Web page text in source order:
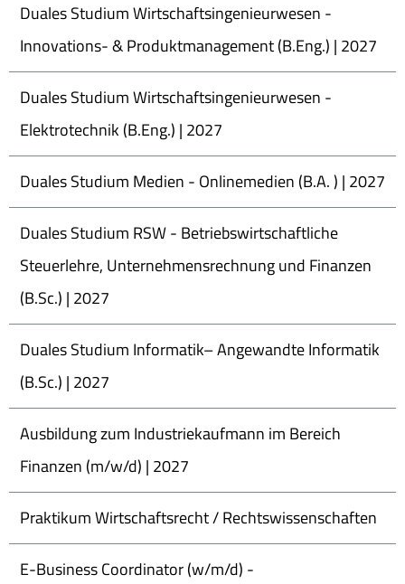
Duales Studium Wirtschaftsingenieurwesen -
Innovations- & Produktmanagement (B.Eng.) | 2027
Duales Studium Wirtschaftsingenieurwesen -
Elektrotechnik (B.Eng.) | 2027
Duales Studium Medien - Onlinemedien (B.A. ) | 2027
Duales Studium RSW - Betriebswirtschaftliche
Steuerlehre, Unternehmensrechnung und Finanzen
(B.Sc.) | 2027
Duales Studium Informatik– Angewandte Informatik
(B.Sc.) | 2027
Ausbildung zum Industriekaufmann im Bereich
Finanzen (m/w/d) | 2027
Praktikum Wirtschaftsrecht / Rechtswissenschaften
E-Business Coordinator (w/m/d) -